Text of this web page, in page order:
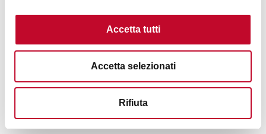
Accetta tutti
Accetta selezionati
Rifiuta
Contatti